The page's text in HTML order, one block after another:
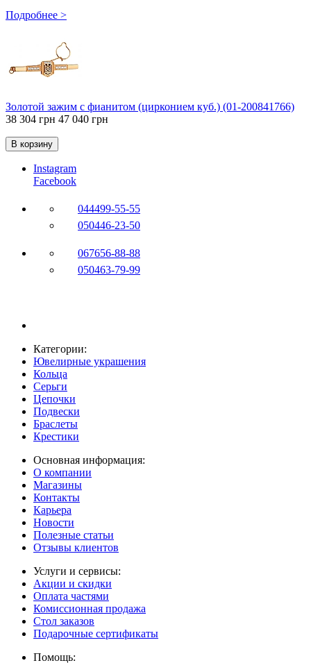
Подробнее >
Золотой зажим с фианитом (цирконием куб.) (01-200841766)
38 304 грн 47 040 грн
В корзину
Instagram
Facebook
044499-55-55
050446-23-50
067656-88-88
050463-79-99
Категории:
Ювелирные украшения
Кольца
Серьги
Цепочки
Подвески
Браслеты
Крестики
Основная информация:
О компании
Магазины
Контакты
Карьера
Новости
Полезные статьи
Отзывы клиентов
Услуги и сервисы:
Акции и скидки
Оплата частями
Комиссионная продажа
Стол заказов
Подарочные сертификаты
Помощь: